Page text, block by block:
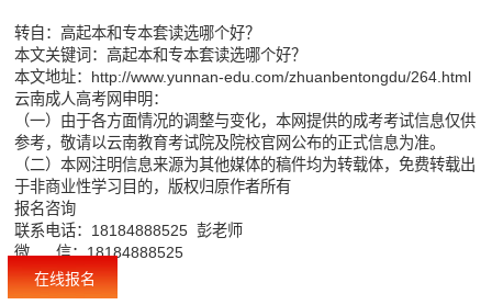
转自：高起本和专本套读选哪个好？
本文关键词：高起本和专本套读选哪个好？
本文地址： http://www.yunnan-edu.com/zhuanbentongdu/264.html
云南成人高考网申明：
（一）由于各方面情况的调整与变化，本网提供的成考考试信息仅供
参考，敬请以云南教育考试院及院校官网公布的正式信息为准。
（二）本网注明信息来源为其他媒体的稿件均为转载体，免费转载出
于非商业性学习目的，版权归原作者所有
报名咨询
联系电话：18184888525 彭老师
微 信：18184888525
在线报名